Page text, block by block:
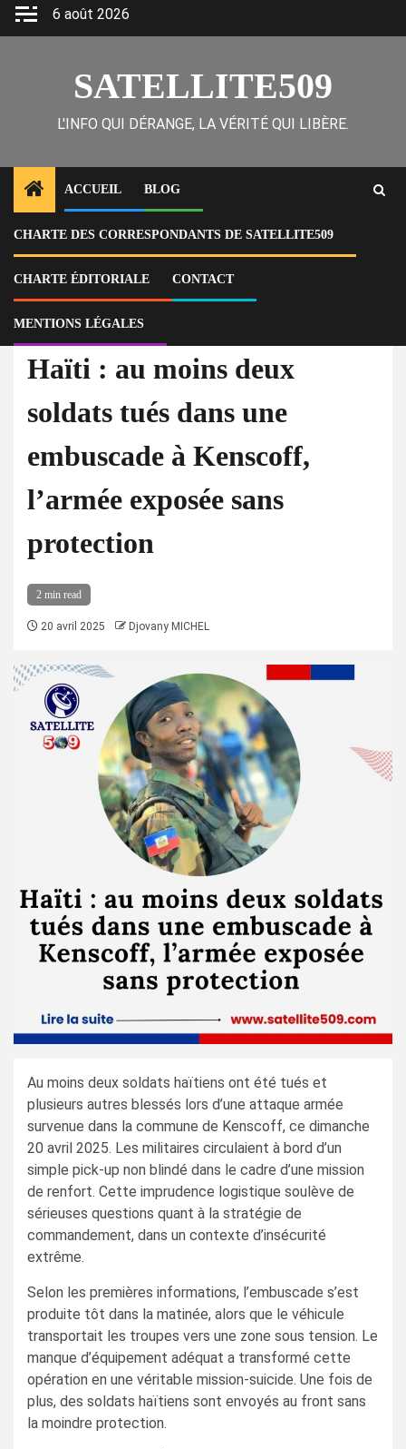
Skip
6 août 2026
SATELLITE509
L'INFO QUI DÉRANGE, LA VÉRITÉ QUI LIBÈRE.
ACCUEIL BLOG
CHARTE DES CORRESPONDANTS DE SATELLITE509
CHARTE ÉDITORIALE CONTACT
MENTIONS LÉGALES
Home
Actu
Haïti : au moins deux soldats tués dans une embuscade à Kenscoff,
l’armée exposée sans protection
À la Une Actu
Haïti : au moins deux
soldats tués dans une
embuscade à Kenscoff,
l’armée exposée sans
protection
2 min read
20 avril 2025 Djovany MICHEL
Au moins deux soldats haïtiens ont été tués et
plusieurs autres blessés lors d’une attaque armée
survenue dans la commune de Kenscoff, ce dimanche
20 avril 2025. Les militaires circulaient à bord d’un
simple pick-up non blindé dans le cadre d’une mission
de renfort. Cette imprudence logistique soulève de
sérieuses questions quant à la stratégie de
commandement, dans un contexte d’insécurité
extrême.
Selon les premières informations, l’embuscade s’est
produite tôt dans la matinée, alors que le véhicule
transportait les troupes vers une zone sous tension. Le
manque d’équipement adéquat a transformé cette
opération en une véritable mission-suicide. Une fois de
plus, des soldats haïtiens sont envoyés au front sans
la moindre protection.